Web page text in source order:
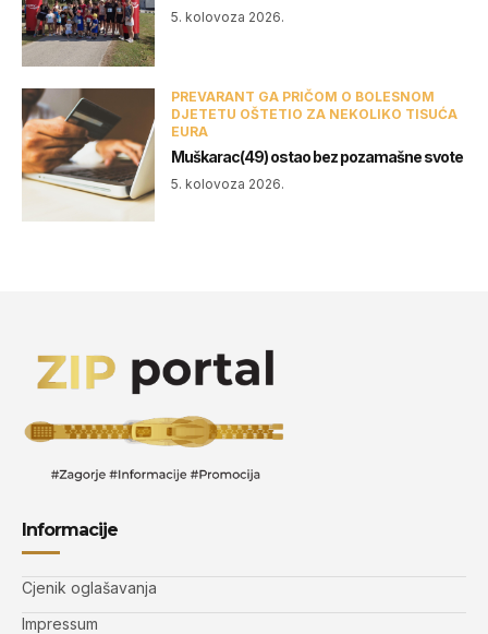
5. kolovoza 2026.
PREVARANT GA PRIČOM O BOLESNOM
DJETETU OŠTETIO ZA NEKOLIKO TISUĆA
EURA
Muškarac(49) ostao bez pozamašne svote
5. kolovoza 2026.
Informacije
Cjenik oglašavanja
Impressum